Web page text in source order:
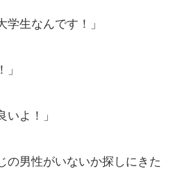
学生なんです！」
」
いよ！」
の男性がいないか探しにきた